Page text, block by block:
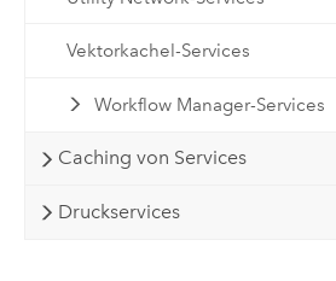
Vektorkachel-Services
Workflow Manager-Services
Caching von Services
Druckservices